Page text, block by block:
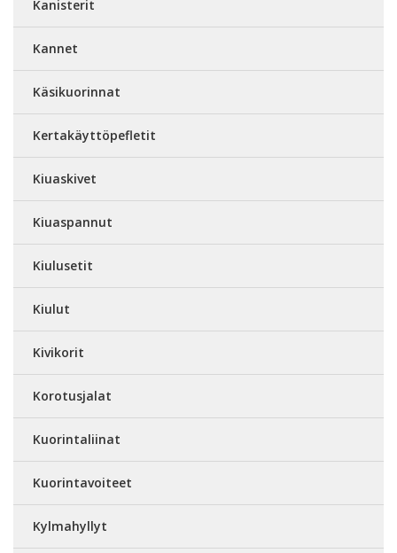
Kanisterit
Kannet
Käsikuorinnat
Kertakäyttöpefletit
Kiuaskivet
Kiuaspannut
Kiulusetit
Kiulut
Kivikorit
Korotusjalat
Kuorintaliinat
Kuorintavoiteet
Kylmahyllyt